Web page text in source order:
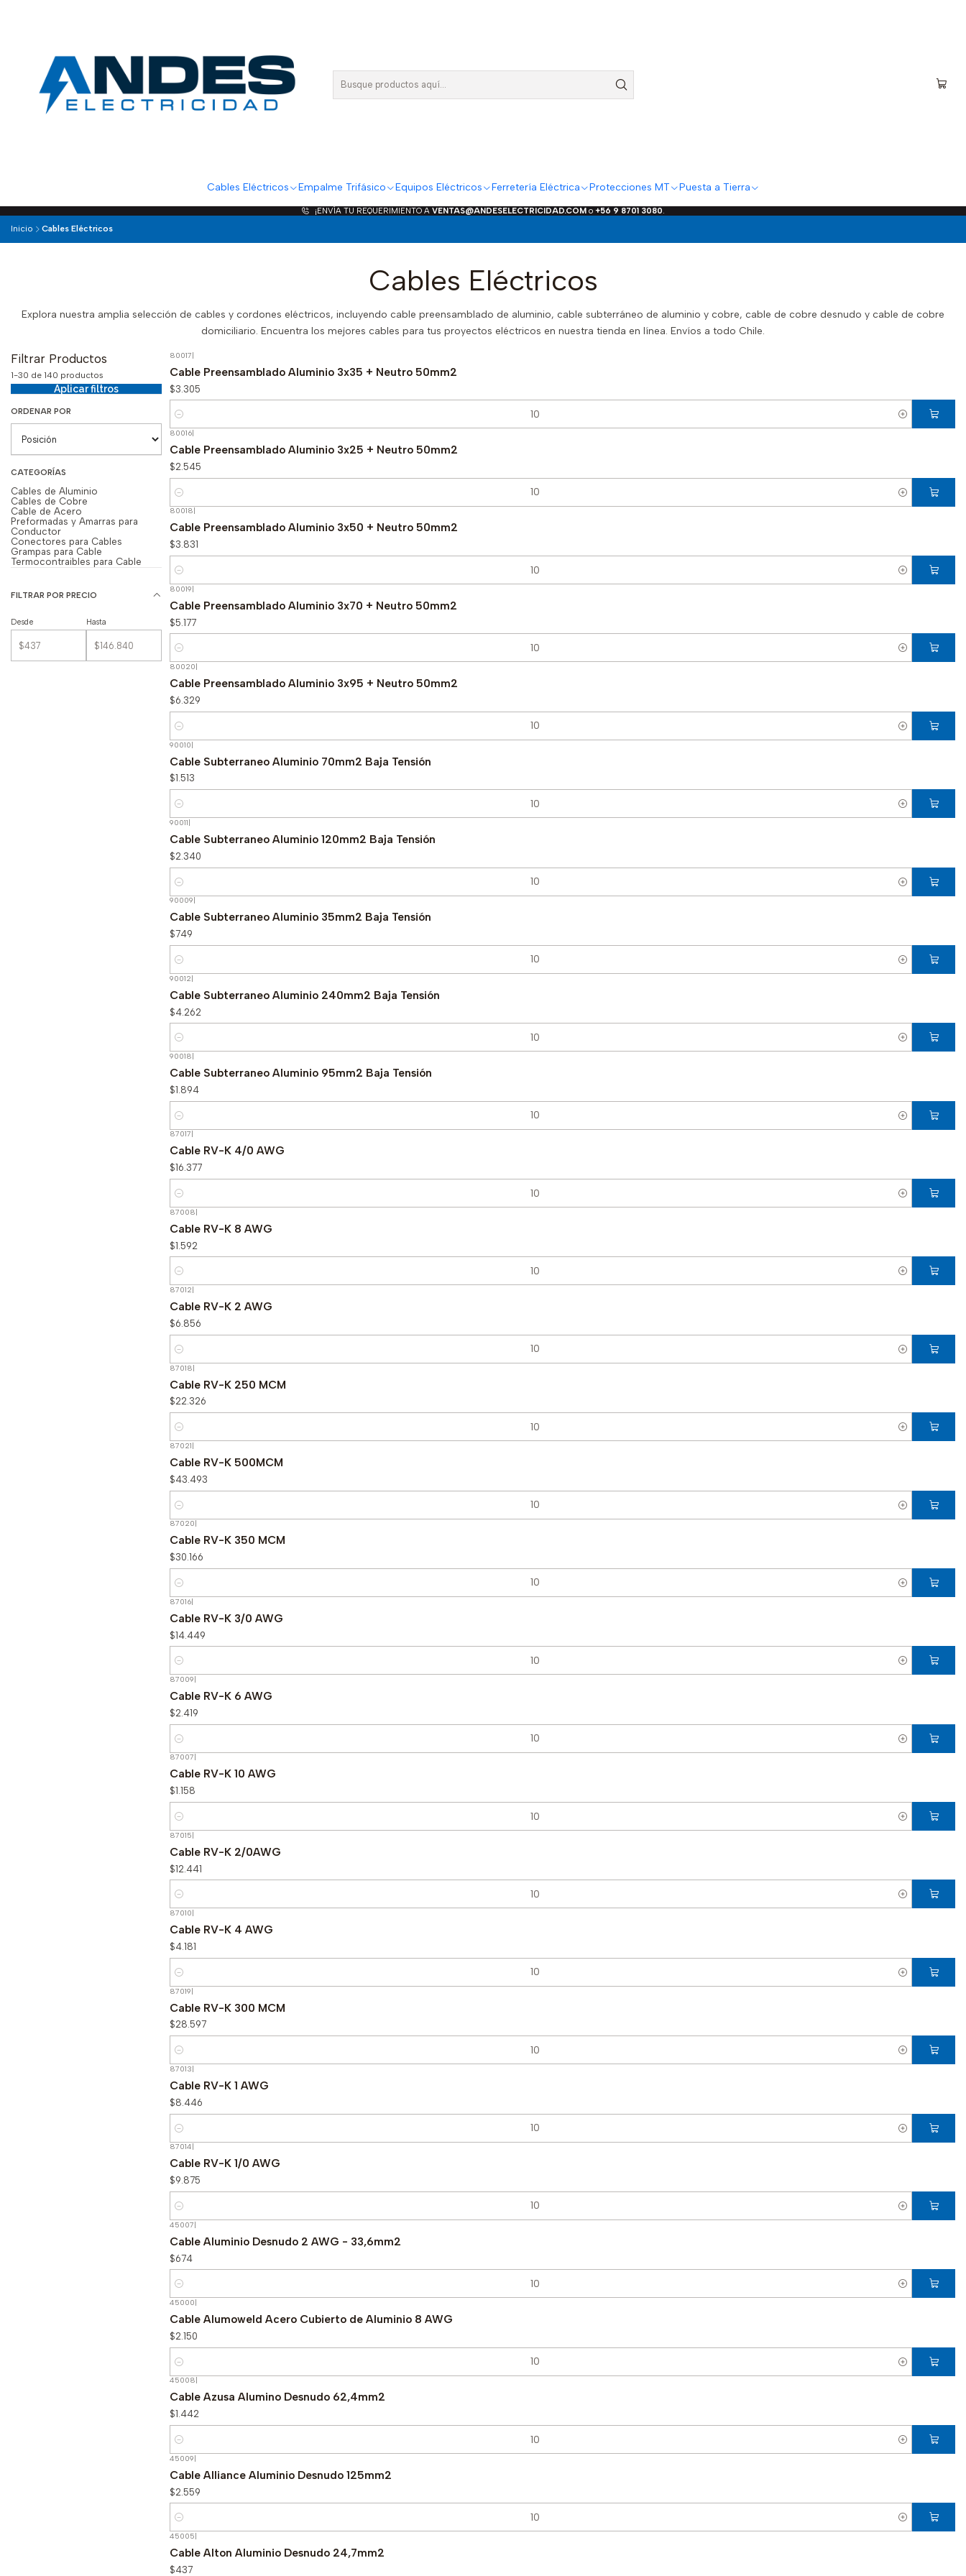
Cables Eléctricos Empalme Trifásico Equipos Eléctricos Ferretería Eléctrica Protecciones MT Puesta a Tierra
¡ENVÍA TU REQUERIMIENTO A VENTAS@ANDESELECTRICIDAD.COM o +56 9 8701 3080
Inicio
Cables Eléctricos
Cables Eléctricos
Explora nuestra amplia selección de cables y cordones eléctricos, incluyendo cable preensamblado de aluminio, cable subterráneo de aluminio y cobre, cable de cobre desnudo y cable de cobre
domiciliario. Encuentra los mejores cables para tus proyectos eléctricos en nuestra tienda en línea. Envíos a todo Chile.
Filtrar Productos
1-30 de 140 productos
Aplicar filtros
ORDENAR POR
CATEGORÍAS
Cables de Aluminio
Cables de Cobre
Cable de Acero
Preformadas y Amarras para
Conductor
Conectores para Cables
Grampas para Cable
Termocontraibles para Cable
FILTRAR POR PRECIO
Desde Hasta
80017|
Cable Preensamblado Aluminio 3x35 + Neutro 50mm2
$3.305
Cantidad
80016|
Cable Preensamblado Aluminio 3x25 + Neutro 50mm2
$2.545
Cantidad
80018
Cable Preensamblado Aluminio 3x50 + Neutro 50mm2
$3.831
Cantidad
80019|
Cable Preensamblado Aluminio 3x70 + Neutro 50mm2
$5.177
Cantidad
80020
Cable Preensamblado Aluminio 3x95 + Neutro 50mm2
$6.329
Cantidad
90010|
Cable Subterraneo Aluminio 70mm2 Baja Tensión
$1.513
Cantidad
90011|
Cable Subterraneo Aluminio 120mm2 Baja Tensión
$2.340
Cantidad
90009
Cable Subterraneo Aluminio 35mm2 Baja Tensión
$749
Cantidad
90012|
Cable Subterraneo Aluminio 240mm2 Baja Tensión
$4.262
Cantidad
90018
Cable Subterraneo Aluminio 95mm2 Baja Tensión
$1.894
Cantidad
87017
Cable RV-K 4/0 AWG
$16.377
Cantidad
87008|
Cable RV-K 8 AWG
$1.592
Cantidad
87012
Cable RV-K 2 AWG
$6.856
Cantidad
87018|
Cable RV-K 250 MCM
$22.326
Cantidad
87021|
Cable RV-K 500MCM
$43.493
Cantidad
87020
Cable RV-K 350 MCM
$30.166
Cantidad
87016|
Cable RV-K 3/0 AWG
$14.449
Cantidad
87009
Cable RV-K 6 AWG
$2.419
Cantidad
87007
Cable RV-K 10 AWG
$1.158
Cantidad
87015|
Cable RV-K 2/0AWG
$12.441
Cantidad
87010
Cable RV-K 4 AWG
$4.181
Cantidad
87019|
Cable RV-K 300 MCM
$28.597
Cantidad
87013|
Cable RV-K 1 AWG
$8.446
Cantidad
87014
Cable RV-K 1/0 AWG
$9.875
Cantidad
45007|
Cable Aluminio Desnudo 2 AWG - 33,6mm2
$674
Cantidad
45000
Cable Alumoweld Acero Cubierto de Aluminio 8 AWG
$2.150
Cantidad
45008
Cable Azusa Alumino Desnudo 62,4mm2
$1.442
Cantidad
45009|
Cable Alliance Aluminio Desnudo 125mm2
$2.559
Cantidad
45005
Cable Alton Aluminio Desnudo 24,7mm2
$437